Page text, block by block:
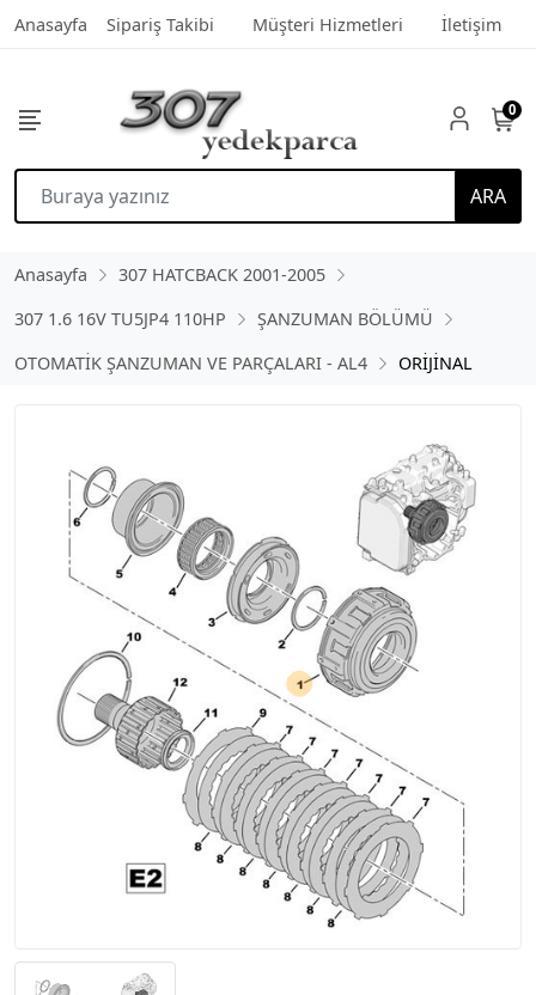
Anasayfa Sipariş Takibi Müşteri Hizmetleri İletişim
ARA
0
Anasayfa
307 HATCBACK 2001-2005
307 1.6 16V TU5JP4 110HP
ŞANZUMAN BÖLÜMÜ
OTOMATİK ŞANZUMAN VE PARÇALARI - AL4
ORİJİNAL